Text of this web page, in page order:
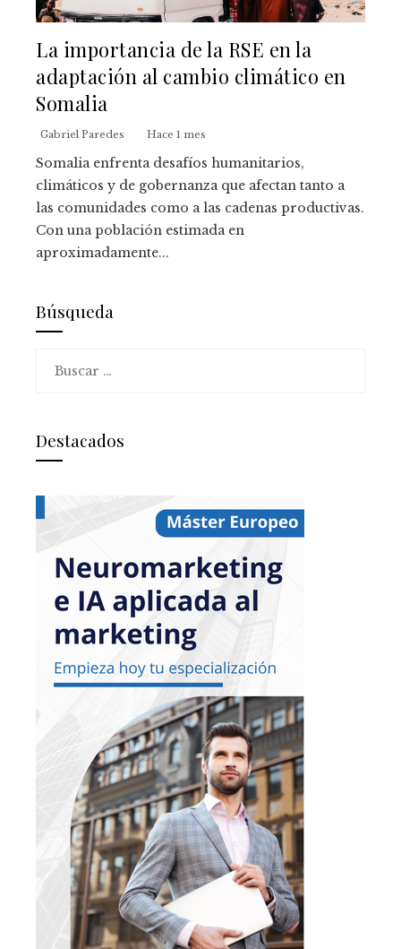
La importancia de la RSE en la
adaptación al cambio climático en
Somalia
Gabriel Paredes Hace 1 mes
Somalia enfrenta desafíos humanitarios,
climáticos y de gobernanza que afectan tanto a
las comunidades como a las cadenas productivas.
Con una población estimada en
aproximadamente...
Búsqueda
Destacados